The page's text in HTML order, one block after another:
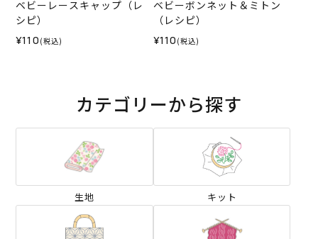
ベビーレースキャップ（レ
シピ）
¥110 (税込)
ベビーボンネット＆ミトン
（レシピ）
¥110 (税込)
カテゴリーから探す
生地 キット